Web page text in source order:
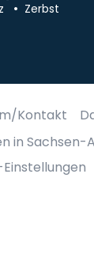
Zerbst
Kontakt
in Sachsen-